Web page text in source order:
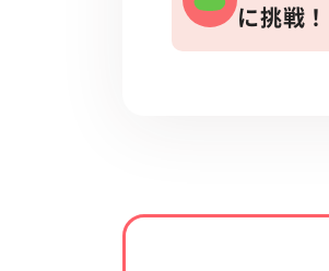
に挑戦！